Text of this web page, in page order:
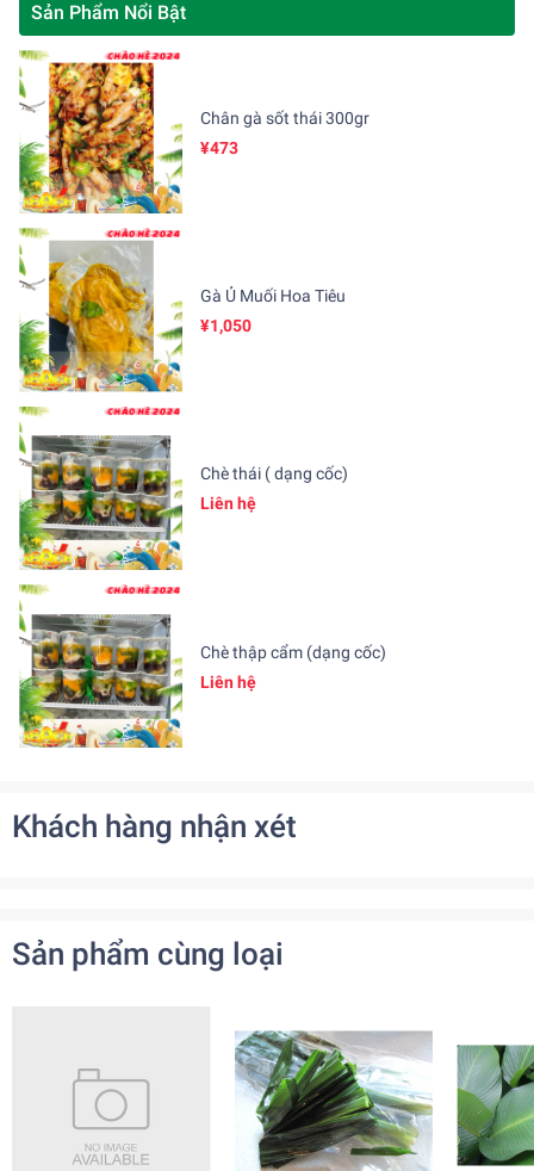
Sản Phẩm Nổi Bật
Chân gà sốt thái 300gr
¥473
Gà Ủ Muối Hoa Tiêu
¥1,050
Chè thái ( dạng cốc)
Liên hệ
Chè thập cẩm (dạng cốc)
Liên hệ
Khách hàng nhận xét
Sản phẩm cùng loại